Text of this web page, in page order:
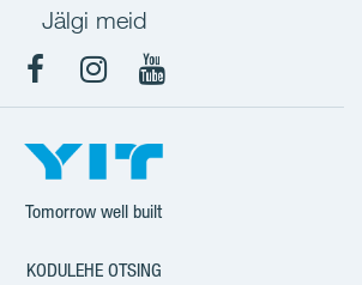
Jälgi meid
FacebookInstagram
YouTube
Tomorrow well built
KODULEHE OTSING